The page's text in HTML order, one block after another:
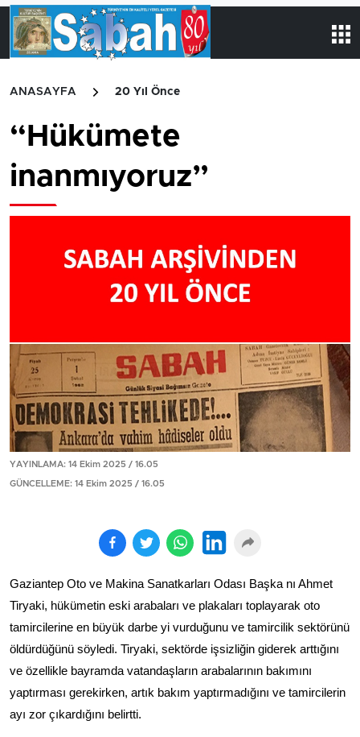
ANASAYFA 20 Yıl Önce
“Hükümete
inanmıyoruz”
YAYINLAMA: 14 Ekim 2025 / 16.05
GÜNCELLEME: 14 Ekim 2025 / 16.05
Gaziantep Oto ve Makina Sanatkarları Odası Başka nı Ahmet
Tiryaki, hükümetin eski arabaları ve plakaları toplayarak oto
tamircilerine en büyük darbe yi vurduğunu ve tamircilik sektörünü
öldürdüğünü söyledi. Tiryaki, sektörde işsizliğin giderek arttığını
ve özellikle bayramda vatandaşların arabalarının bakımını
yaptırması gerekirken, artık bakım yaptırmadığını ve tamircilerin
ayı zor çıkardığını belirtti.